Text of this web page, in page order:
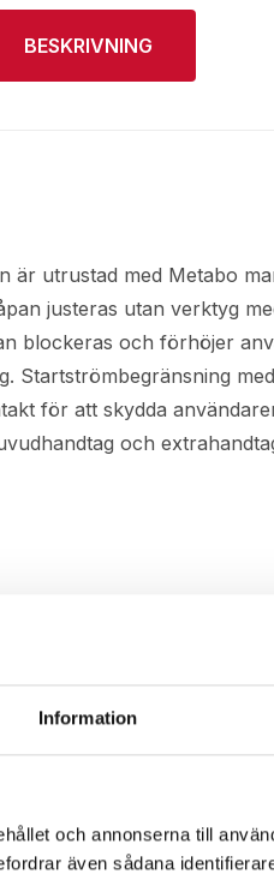
Information
och annonserna till
även sådana
BESKRIVNING
utrustad med Metabo
justeras utan verktyg
blockeras och förhöjer
Startströmbegränsning
för att skydda
och